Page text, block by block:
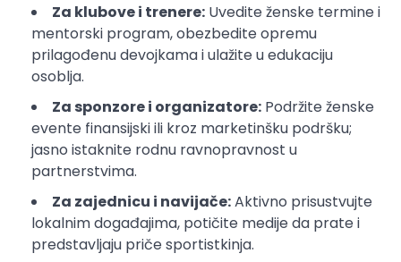
Za klubove i trenere: Uvedite ženske termine i
mentorski program, obezbedite opremu
prilagođenu devojkama i ulažite u edukaciju
osoblja.
Za sponzore i organizatore: Podržite ženske
evente finansijski ili kroz marketinšku podršku;
jasno istaknite rodnu ravnopravnost u
partnerstvima.
Za zajednicu i navijače:Aktivno prisustvujte
lokalnim događajima, potičite medije da prate i
predstavljaju priče sportistkinja.